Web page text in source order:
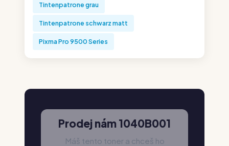
Tintenpatrone grau
Tintenpatrone schwarz matt
Pixma Pro 9500 Series
Prodej nám 1040B001
Máš tento toner a chceš ho